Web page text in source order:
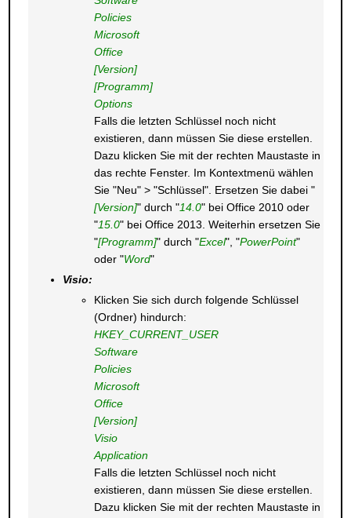
Policies
Microsoft
Office
[Version]
[Programm]
Options
Falls die letzten Schlüssel noch nicht
existieren, dann müssen Sie diese erstellen.
Dazu klicken Sie mit der rechten Maustaste in
das rechte Fenster. Im Kontextmenü wählen
Sie "Neu" > "Schlüssel". Ersetzen Sie dabei "
[Version]" durch "14.0" bei Office 2010 oder
"15.0" bei Office 2013. Weiterhin ersetzen Sie
"[Programm]" durch "Excel", "PowerPoint"
oder "Word"
Visio:
Klicken Sie sich durch folgende Schlüssel
(Ordner) hindurch:
HKEY_CURRENT_USER
Software
Policies
Microsoft
Office
[Version]
Visio
Application
Falls die letzten Schlüssel noch nicht
existieren, dann müssen Sie diese erstellen.
Dazu klicken Sie mit der rechten Maustaste in